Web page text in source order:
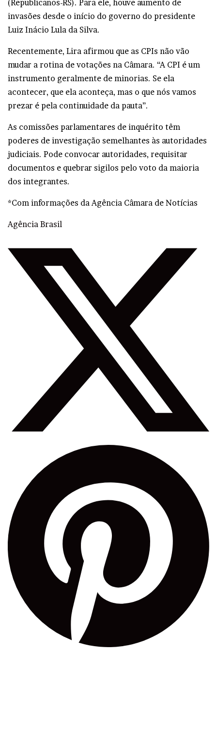
(Republicanos-RS). Para ele, houve aumento de
invasões desde o início do governo do presidente
Luiz Inácio Lula da Silva.
Recentemente, Lira afirmou que as CPIs não vão
mudar a rotina de votações na Câmara. “A CPI é um
instrumento geralmente de minorias. Se ela
acontecer, que ela aconteça, mas o que nós vamos
prezar é pela continuidade da pauta”.
As comissões parlamentares de inquérito têm
poderes de investigação semelhantes às autoridades
judiciais. Pode convocar autoridades, requisitar
documentos e quebrar sigilos pelo voto da maioria
dos integrantes.
*Com informações da Agência Câmara de Notícias
Agência Brasil